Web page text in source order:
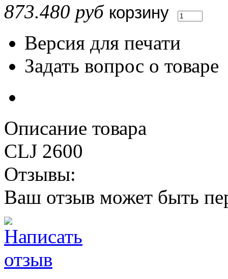
873.480 руб
Версия для печати
Задать вопрос о товаре
Описание товара
CLJ 2600
Отзывы:
Ваш отзыв может быть